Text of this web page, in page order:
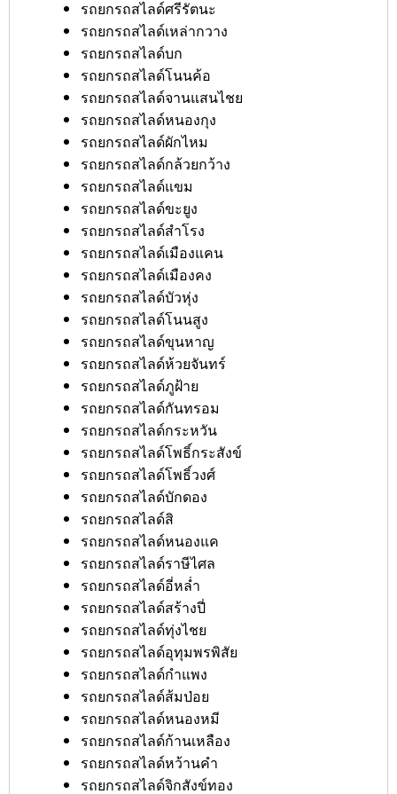
รถยกรถสไลด์ศรีรัตนะ
รถยกรถสไลด์เหล่ากวาง
รถยกรถสไลด์บก
รถยกรถสไลด์โนนค้อ
รถยกรถสไลด์จานแสนไชย
รถยกรถสไลด์หนองกุง
รถยกรถสไลด์ผักไหม
รถยกรถสไลด์กล้วยกว้าง
รถยกรถสไลด์แขม
รถยกรถสไลด์ขะยูง
รถยกรถสไลด์สำโรง
รถยกรถสไลด์เมืองแคน
รถยกรถสไลด์เมืองคง
รถยกรถสไลด์บัวหุ่ง
รถยกรถสไลด์โนนสูง
รถยกรถสไลด์ขุนหาญ
รถยกรถสไลด์ห้วยจันทร์
รถยกรถสไลด์ภูฝ้าย
รถยกรถสไลด์กันทรอม
รถยกรถสไลด์กระหวัน
รถยกรถสไลด์โพธิ์กระสังข์
รถยกรถสไลด์โพธิ์วงศ์
รถยกรถสไลด์บักดอง
รถยกรถสไลด์สิ
รถยกรถสไลด์หนองแค
รถยกรถสไลด์ราษีไศล
รถยกรถสไลด์อี่หล่ำ
รถยกรถสไลด์สร้างปี่
รถยกรถสไลด์ทุ่งไชย
รถยกรถสไลด์อุทุมพรพิสัย
รถยกรถสไลด์กำแพง
รถยกรถสไลด์ส้มป่อย
รถยกรถสไลด์หนองหมี
รถยกรถสไลด์ก้านเหลือง
รถยกรถสไลด์หว้านคำ
รถยกรถสไลด์จิกสังข์ทอง